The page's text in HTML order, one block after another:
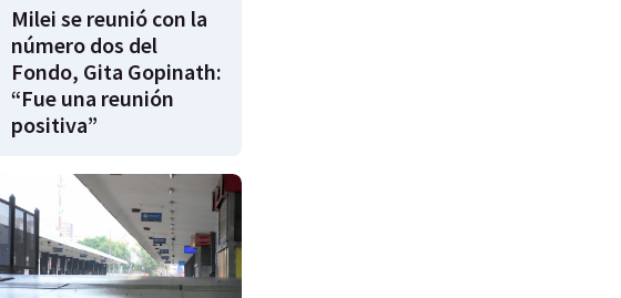
Milei se reunió con la
número dos del
Fondo, Gita Gopinath:
“Fue una reunión
positiva”